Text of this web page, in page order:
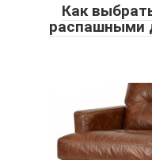
Как
распашными